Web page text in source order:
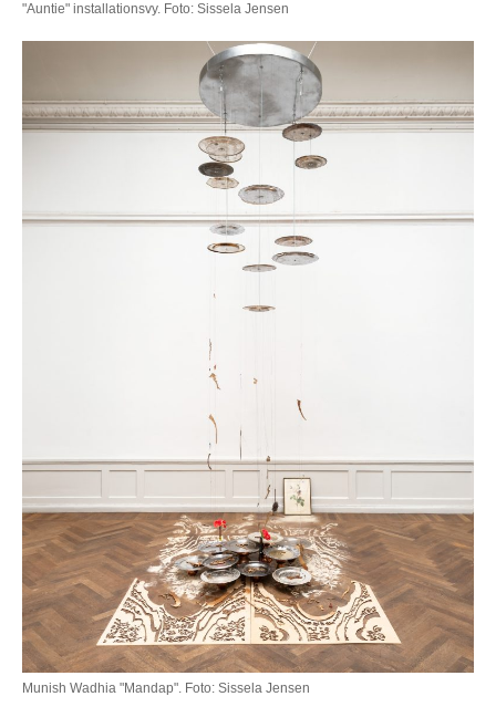
"Auntie" installationsvy. Foto: Sissela Jensen
Munish Wadhia "Mandap". Foto: Sissela Jensen